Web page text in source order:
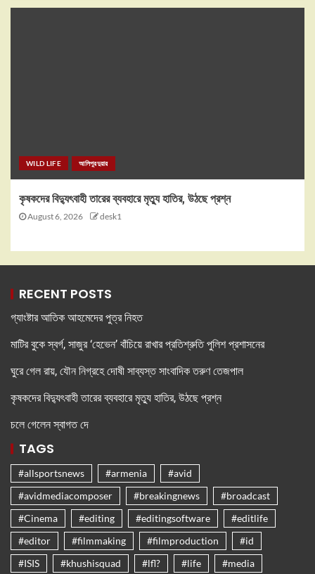
WILD LIFE আলিপুরদুয়ার
কৃষকদের বিদ্যুৎবাহী তারের ব্যবহারে মৃত্যু হাতির, উঠছে প্রশ্ন
August 6, 2026 desk1
RECENT POSTS
গ্যাংষ্টার আতিক আহমেদের পুত্র নিহত
মাটির বুকে স্বর্গ, সাজুর ‘হেভেন’ বাঁচিয়ে রাখার প্রতিশ্রুতি পুলিশ প্রশাসনের
ঘুরে গেল রায়, যৌন নিগ্রহে দোষী সাব্যস্ত সাংবাদিক তরুণ তেজপাল
কৃষকদের বিদ্যুৎবাহী তারের ব্যবহারে মৃত্যু হাতির, উঠছে প্রশ্ন
চলে গেলেন স্বাগত দে
TAGS
#allsportsnews #armenia
#avid
#avidmediacomposer
#breakingnews
#broadcast
#Cinema
#editing #editingsoftware
#editlife
#editor
#filmmaking #filmproduction
#id
#ISIS
#khushisquad #lfl? #life
#media